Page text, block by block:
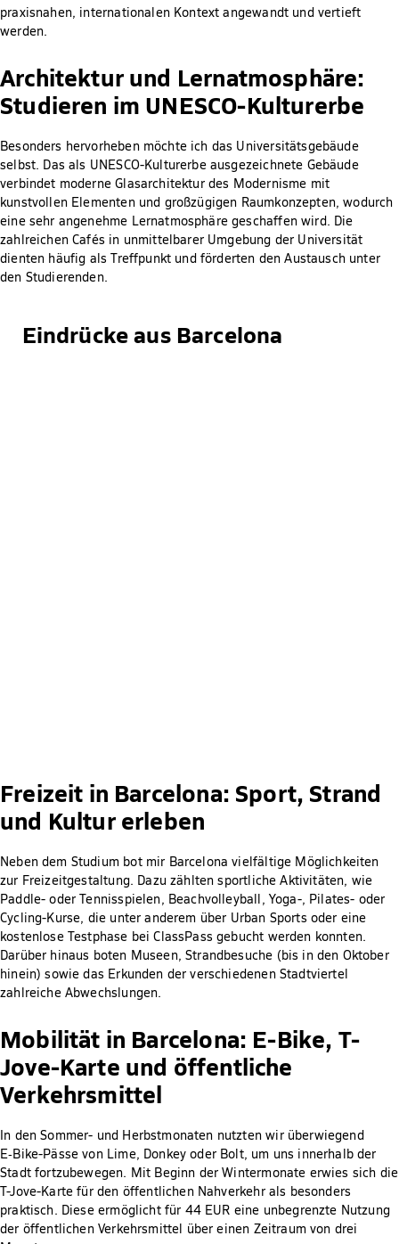
praxisnahen, internationalen Kontext angewandt und vertieft
werden.
Architektur und Lernatmosphäre:
Studieren im UNESCO-Kulturerbe
Besonders hervorheben möchte ich das Universitätsgebäude
selbst. Das als UNESCO-Kulturerbe ausgezeichnete Gebäude
verbindet moderne Glasarchitektur des Modernisme mit
kunstvollen Elementen und großzügigen Raumkonzepten, wodurch
eine sehr angenehme Lernatmosphäre geschaffen wird. Die
zahlreichen Cafés in unmittelbarer Umgebung der Universität
dienten häufig als Treffpunkt und förderten den Austausch unter
den Studierenden.
Eindrücke aus Barcelona
Freizeit in Barcelona: Sport, Strand
und Kultur erleben
Neben dem Studium bot mir Barcelona vielfältige Möglichkeiten
zur Freizeitgestaltung. Dazu zählten sportliche Aktivitäten, wie
Paddle- oder Tennisspielen, Beachvolleyball, Yoga-, Pilates- oder
Cycling-Kurse, die unter anderem über Urban Sports oder eine
kostenlose Testphase bei ClassPass gebucht werden konnten.
Darüber hinaus boten Museen, Strandbesuche (bis in den Oktober
hinein) sowie das Erkunden der verschiedenen Stadtviertel
zahlreiche Abwechslungen.
Mobilität in Barcelona: E-Bike, T-
Jove-Karte und öffentliche
Verkehrsmittel
In den Sommer- und Herbstmonaten nutzten wir überwiegend
E‑Bike-Pässe von Lime, Donkey oder Bolt, um uns innerhalb der
Stadt fortzubewegen. Mit Beginn der Wintermonate erwies sich die
T-Jove-Karte für den öffentlichen Nahverkehr als besonders
praktisch. Diese ermöglicht für 44 EUR eine unbegrenzte Nutzung
der öffentlichen Verkehrsmittel über einen Zeitraum von drei